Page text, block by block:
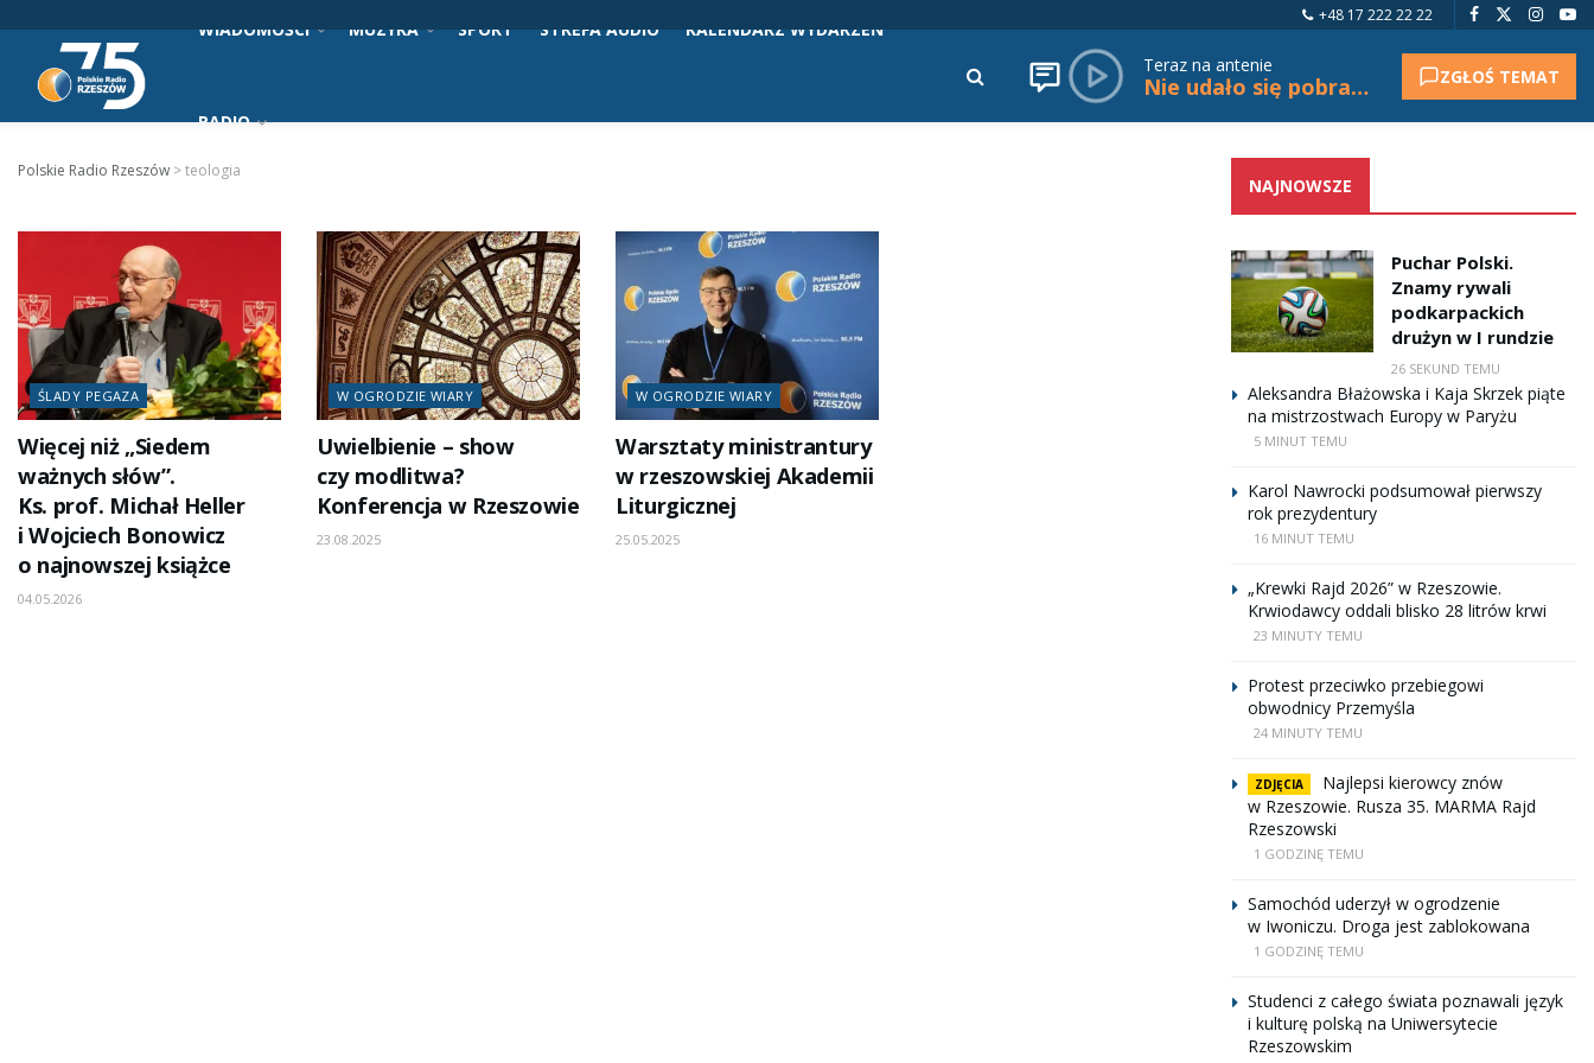
+48 17 222 22 22
WIADOMOŚCI MUZYKA SPORT STREFA AUDIO KALENDARZ WYDARZEŃ
RADIO
Teraz na antenie
Nie udało się pobrać tytułu. ZGŁOŚ TEMAT
Polskie Radio Rzeszów >teologia
ŚLADY PEGAZA
Więcej niż „Siedem
ważnych słów”.
Ks. prof. Michał Heller
i Wojciech Bonowicz
o najnowszej książce
04.05.2026
W OGRODZIE WIARY
Uwielbienie – show
czy modlitwa?
Konferencja w Rzeszowie
23.08.2025
W OGRODZIE WIARY
Warsztaty ministrantury
w rzeszowskiej Akademii
Liturgicznej
25.05.2025
NAJNOWSZE
Puchar Polski.
Znamy rywali
podkarpackich
drużyn w I rundzie
26 SEKUND TEMU
Aleksandra Błażowska i Kaja Skrzek piąte
na mistrzostwach Europy w Paryżu
5 MINUT TEMU
Karol Nawrocki podsumował pierwszy
rok prezydentury
16 MINUT TEMU
„Krewki Rajd 2026” w Rzeszowie.
Krwiodawcy oddali blisko 28 litrów krwi
23 MINUTY TEMU
Protest przeciwko przebiegowi
obwodnicy Przemyśla
24 MINUTY TEMU
ZDJĘCIA
Najlepsi kierowcy znów
w Rzeszowie. Rusza 35. MARMA Rajd
Rzeszowski
1 GODZINĘ TEMU
Samochód uderzył w ogrodzenie
w Iwoniczu. Droga jest zablokowana
1 GODZINĘ TEMU
Studenci z całego świata poznawali język
i kulturę polską na Uniwersytecie
Rzeszowskim